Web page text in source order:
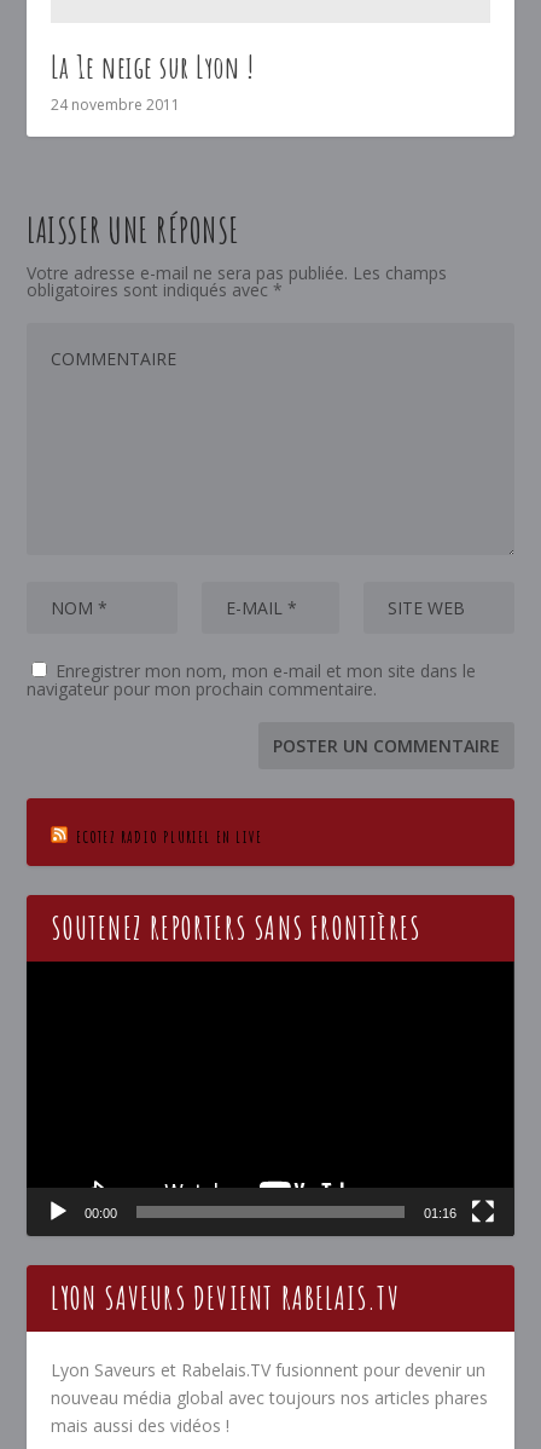
La 1e neige sur Lyon !
24 novembre 2011
LAISSER UNE RÉPONSE
Votre adresse e-mail ne sera pas publiée. Les champs
obligatoires sont indiqués avec *
Enregistrer mon nom, mon e-mail et mon site dans le
navigateur pour mon prochain commentaire.
ECOTEZ RADIO PLURIEL EN LIVE
SOUTENEZ REPORTERS SANS FRONTIÈRES
00:00 01:16
LYON SAVEURS DEVIENT RABELAIS.TV
Lyon Saveurs et Rabelais.TV fusionnent pour devenir un
nouveau média global avec toujours nos articles phares
mais aussi des vidéos !